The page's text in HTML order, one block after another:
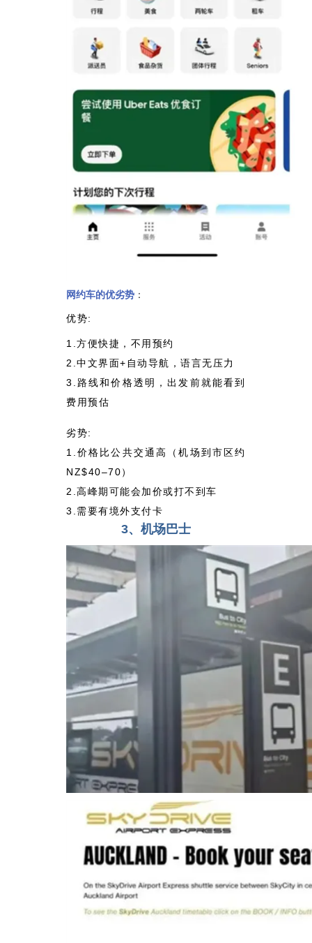
网约车的优劣势 ：
优势:
1.方便快捷，不用预约
2.中文界面+自动导航，语言无压力
3.路线和价格透明，出发前就能看到
费用预估
劣势:
1.价格比公共交通高（机场到市区约
NZ$40–70）
2.高峰期可能会加价或打不到车
3.需要有境外支付卡
3、机场巴士